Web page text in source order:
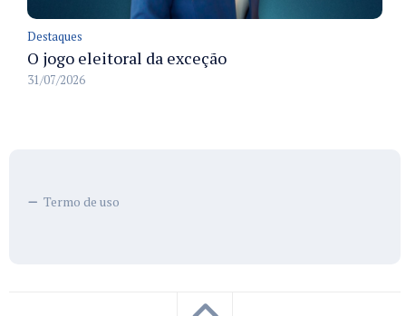
Destaques
O jogo eleitoral da exceção
31/07/2026
Termo de uso